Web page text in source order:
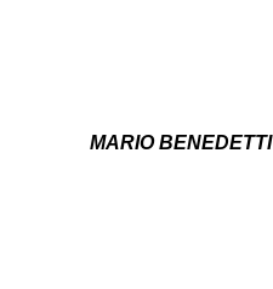
MARIO BENEDETTI